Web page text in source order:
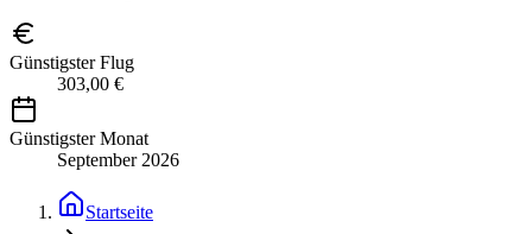
Günstigster Flug
303,00 €
Günstigster Monat
September 2026
Startseite